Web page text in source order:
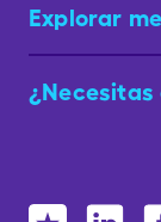
Explorar
¿Necesitas